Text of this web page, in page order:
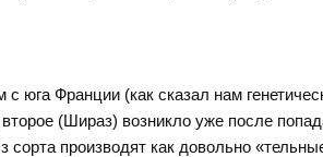
юга Франции (как сказал нам
(Шираз) возникло уже после
сорта производят как довольно